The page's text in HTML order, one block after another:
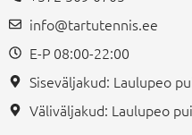
info@tartutennis.ee
E-P 08:00-22:00
Siseväljakud: Laulupeo
Väliväljakud: Laulupeo